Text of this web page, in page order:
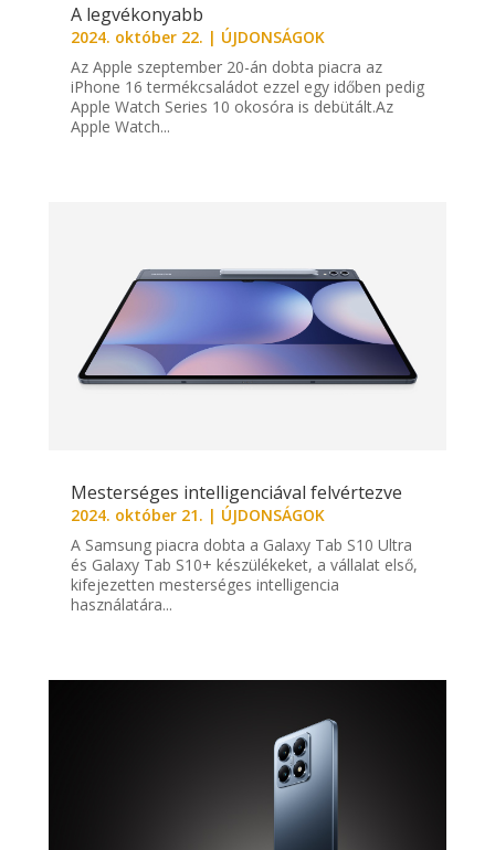
A legvékonyabb
2024. október 22. | ÚJDONSÁGOK
Az Apple szeptember 20-án dobta piacra az
iPhone 16 termékcsaládot ezzel egy időben pedig
Apple Watch Series 10 okosóra is debütált.Az
Apple Watch...
Mesterséges intelligenciával felvértezve
2024. október 21. | ÚJDONSÁGOK
A Samsung piacra dobta a Galaxy Tab S10 Ultra
és Galaxy Tab S10+ készülékeket, a vállalat első,
kifejezetten mesterséges intelligencia
használatára...